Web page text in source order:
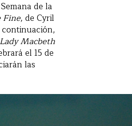
de la
Fine, de Cyril
continuación,
Lady Macbeth
el 15 de
las